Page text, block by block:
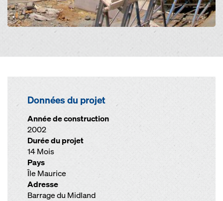
Données du projet
Année de construction
2002
Durée du projet
14 Mois
Pays
Île Maurice
Adresse
Barrage du Midland